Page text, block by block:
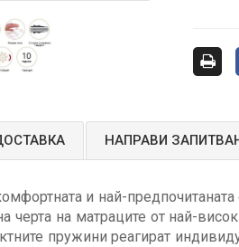
НАПРАВИ
и най-
черта на матраците от най-
пружини реагират